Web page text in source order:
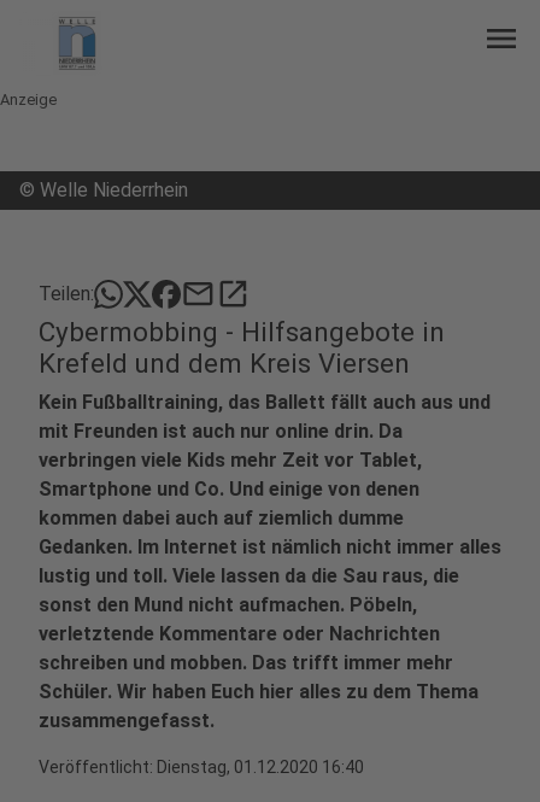
menu
Anzeige
© Welle Niederrhein
Teilen: mailopen_in_new
Cybermobbing - Hilfsangebote in
Krefeld und dem Kreis Viersen
Kein Fußballtraining, das Ballett fällt auch aus und
mit Freunden ist auch nur online drin. Da
verbringen viele Kids mehr Zeit vor Tablet,
Smartphone und Co. Und einige von denen
kommen dabei auch auf ziemlich dumme
Gedanken. Im Internet ist nämlich nicht immer alles
lustig und toll. Viele lassen da die Sau raus, die
sonst den Mund nicht aufmachen. Pöbeln,
verletztende Kommentare oder Nachrichten
schreiben und mobben. Das trifft immer mehr
Schüler. Wir haben Euch hier alles zu dem Thema
zusammengefasst.
Veröffentlicht: Dienstag, 01.12.2020 16:40